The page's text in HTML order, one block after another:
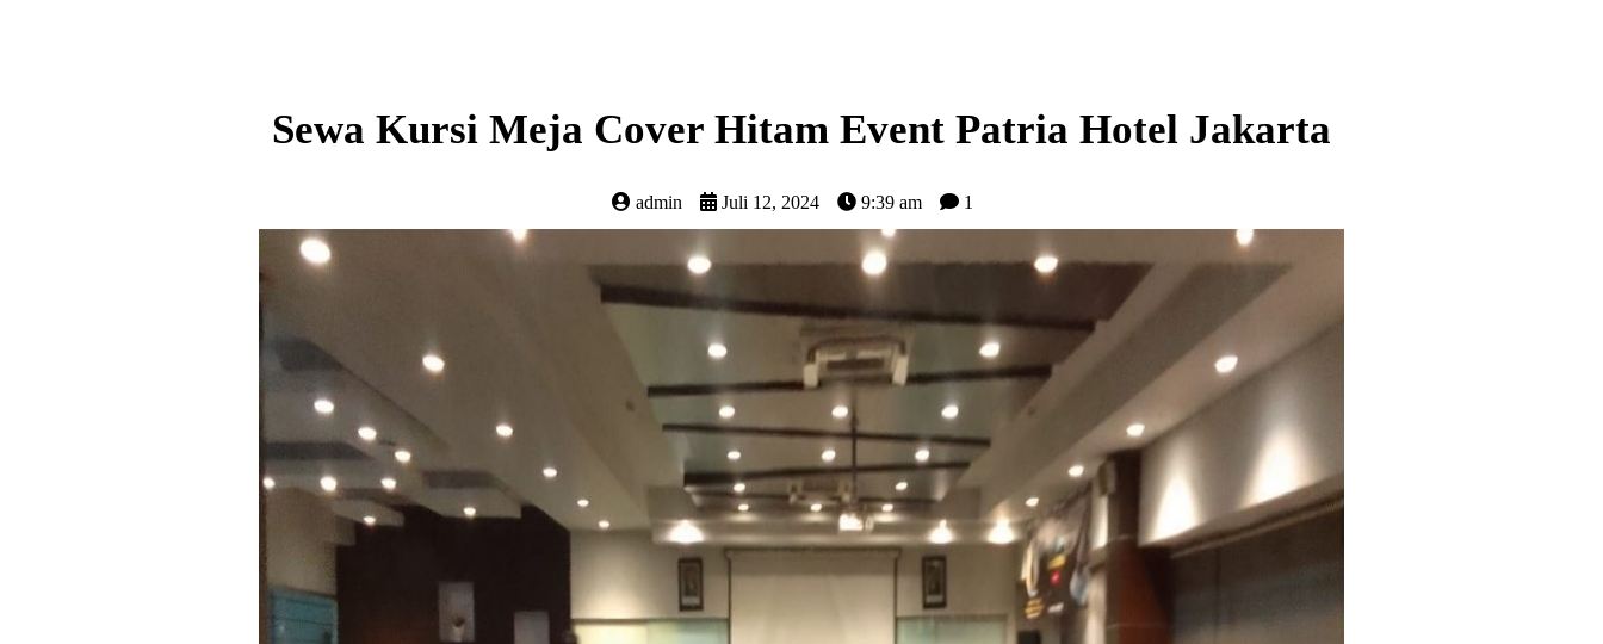
Sewa Kursi Meja Cover Hitam Event Patria Hotel Jakarta
admin Juli 12, 2024 9:39 am 1